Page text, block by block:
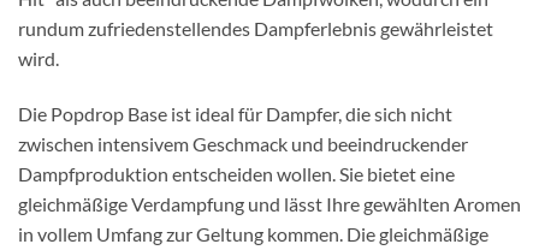
rundum zufriedenstellendes Dampferlebnis gewährleistet
wird.
Die Popdrop Base ist ideal für Dampfer, die sich nicht
zwischen intensivem Geschmack und beeindruckender
Dampfproduktion entscheiden wollen. Sie bietet eine
gleichmäßige Verdampfung und lässt Ihre gewählten Aromen
in vollem Umfang zur Geltung kommen. Die gleichmäßige